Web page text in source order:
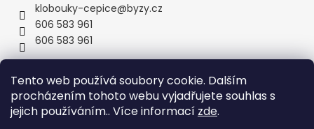
Tento web používá soubory cookie. Dalším
procházením tohoto webu vyjadřujete souhlas s
jejich používáním.. Více informací zde.
klobouky-cepice@byzy.cz
606 583 961
606 583 961